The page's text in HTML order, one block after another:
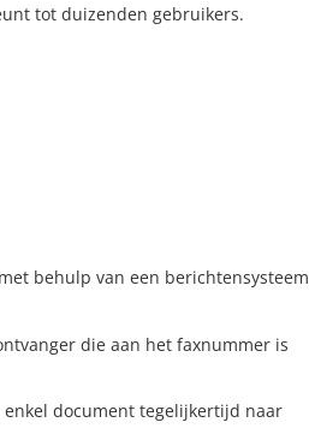
tot duizenden gebruikers.
behulp van een berichtensysteem
die aan het faxnummer is
document tegelijkertijd naar